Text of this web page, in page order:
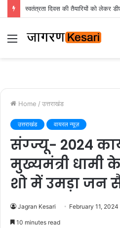
Menu
Home / उत्तराखंड
उत्तराखंड वायरल न्यूज़
संग्ज्यू- 2024
मुख्यमंत्री धामी
शो में उमड़ा जन
Jagran Kesari February 11, 2024
10 minutes read